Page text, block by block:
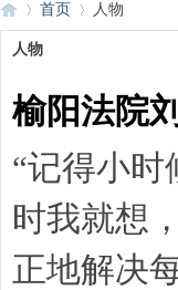
陕›
首页
›
人物
人物
榆阳法院
“记得小
时我就想
正地解决